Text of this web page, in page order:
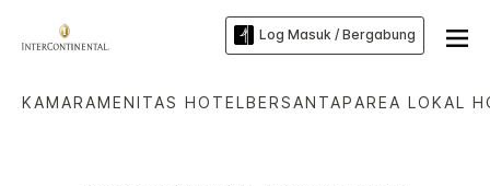
Log Masuk / Bergabung
KAMARAMENITAS HOTELBERSANTAPAREA LOKAL